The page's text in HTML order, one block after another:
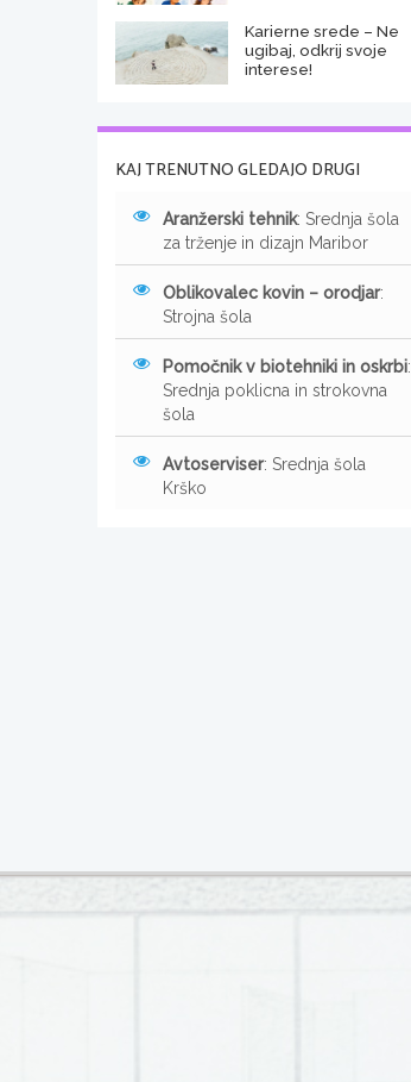
Karierne srede – Ne
ugibaj, odkrij svoje
interese!
KAJ TRENUTNO GLEDAJO DRUGI
Aranžerski tehnik: Srednja šola
za trženje in dizajn Maribor
Oblikovalec kovin – orodjar:
Strojna šola
Pomočnik v biotehniki in oskrbi:
Srednja poklicna in strokovna
šola
Avtoserviser: Srednja šola
Krško